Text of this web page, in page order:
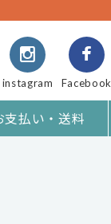
instagram Facebook
支払い・送料